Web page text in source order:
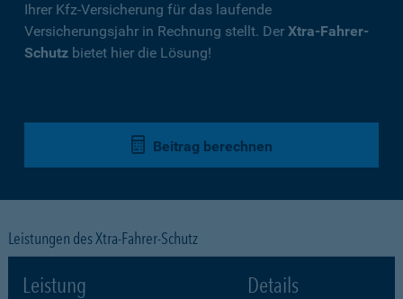
Ihrer Kfz-Versicherung für das laufende
Versicherungsjahr in Rechnung stellt. Der Xtra-Fahrer-
Schutz bietet hier die Lösung!
Beitrag berechnen
Leistungen des Xtra-Fahrer-Schutz
Leistung Details